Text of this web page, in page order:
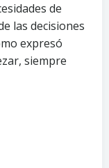
de
las decisiones
expresó
siempre